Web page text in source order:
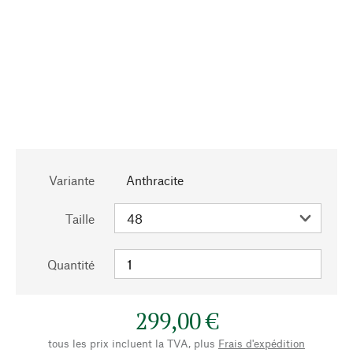
Variante Anthracite
Taille
Quantité
299,00 €
tous les prix incluent la TVA, plus Frais d'expédition